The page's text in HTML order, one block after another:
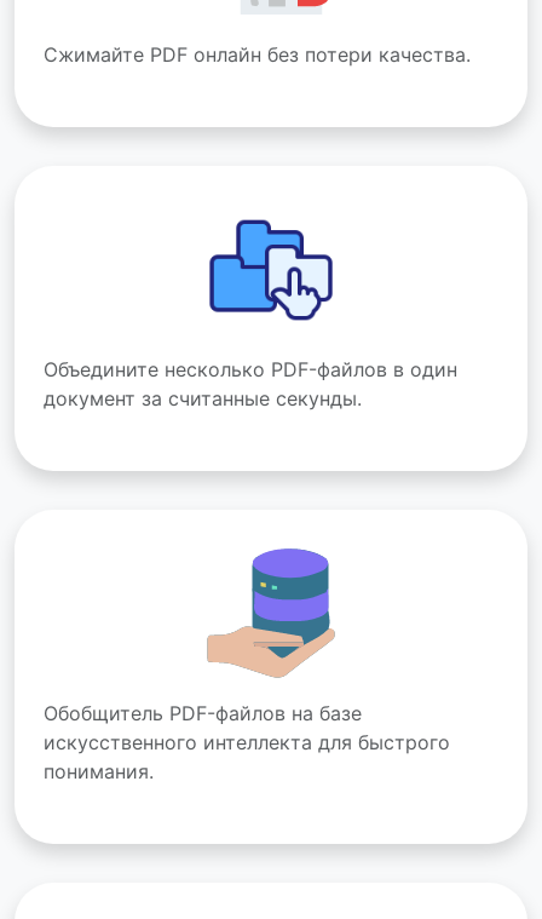
Сжимайте PDF онлайн без потери качества.
Объедините несколько PDF-файлов в один
документ за считанные секунды.
Обобщитель PDF-файлов на базе
искусственного интеллекта для быстрого
понимания.